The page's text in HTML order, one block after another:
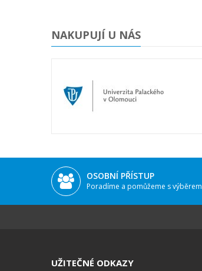
NAKUPUJÍ U NÁS
OSOBNÍ PŘÍSTUP
Poradíme a pomůžeme s výběrem
UŽITEČNÉ ODKAZY